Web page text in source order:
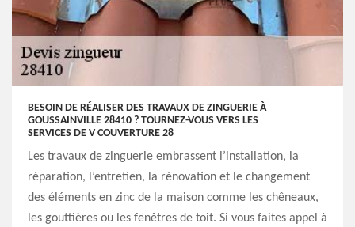
BESOIN DE RÉALISER DES TRAVAUX DE ZINGUERIE À
GOUSSAINVILLE 28410 ? TOURNEZ-VOUS VERS LES
SERVICES DE V COUVERTURE 28
Les travaux de zinguerie embrassent l’installation, la
réparation, l’entretien, la rénovation et le changement
des éléments en zinc de la maison comme les chêneaux,
les gouttières ou les fenêtres de toit. Si vous faites appel à